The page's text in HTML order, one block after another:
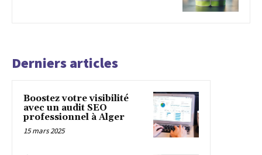
Derniers articles
Boostez votre visibilité
avec un audit SEO
professionnel à Alger
15 mars 2025